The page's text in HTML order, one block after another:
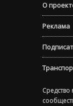
О
Реклама